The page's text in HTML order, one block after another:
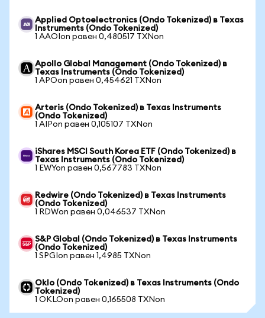
Applied Optoelectronics (Ondo Tokenized) в Texas
Instruments (Ondo Tokenized)
1 AAOIon равен 0,480517 TXNon
Apollo Global Management (Ondo Tokenized) в
Texas Instruments (Ondo Tokenized)
1 APOon равен 0,454621 TXNon
Arteris (Ondo Tokenized) в Texas Instruments
(Ondo Tokenized)
1 AIPon равен 0,105107 TXNon
iShares MSCI South Korea ETF (Ondo Tokenized) в
Texas Instruments (Ondo Tokenized)
1 EWYon равен 0,567783 TXNon
Redwire (Ondo Tokenized) в Texas Instruments
(Ondo Tokenized)
1 RDWon равен 0,046537 TXNon
S&P Global (Ondo Tokenized) в Texas Instruments
(Ondo Tokenized)
1 SPGIon равен 1,4985 TXNon
Oklo (Ondo Tokenized) в Texas Instruments (Ondo
Tokenized)
1 OKLOon равен 0,165508 TXNon